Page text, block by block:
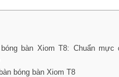
bàn Xiom T8: Chuẩn mực
bóng bàn Xiom T8